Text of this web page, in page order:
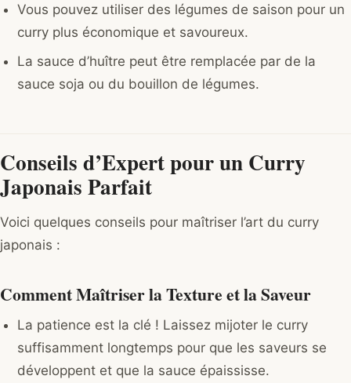
Vous pouvez utiliser des légumes de saison pour un
curry plus économique et savoureux.
La sauce d’huître peut être remplacée par de la
sauce soja ou du bouillon de légumes.
Conseils d’Expert pour un Curry
Japonais Parfait
Voici quelques conseils pour maîtriser l’art du curry
japonais :
Comment Maîtriser la Texture et la Saveur
La patience est la clé ! Laissez mijoter le curry
suffisamment longtemps pour que les saveurs se
développent et que la sauce épaississe.